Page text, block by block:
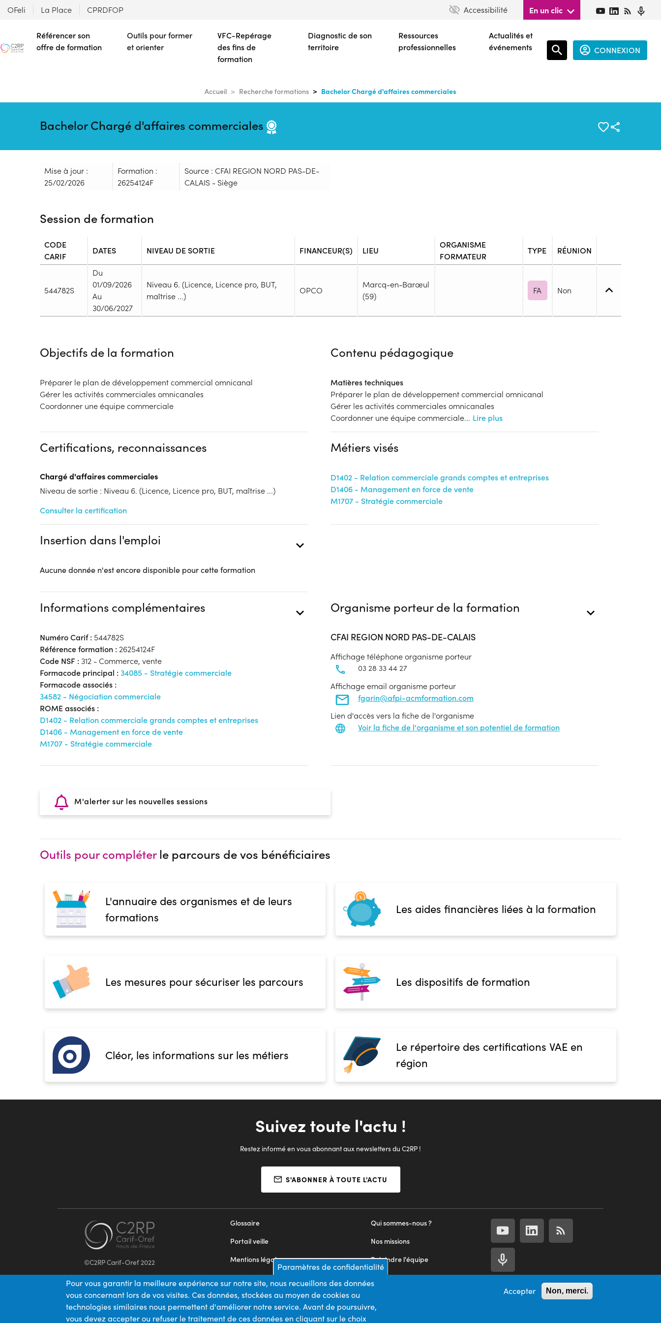
contenu
principal
OFeli La Place CPRDFOP Accessibilité En un clic
Référencer son
offre de formation
Outils pour former
et orienter
VFC-Repérage
des fins de
formation
Diagnostic de son
territoire
Ressources
professionnelles
Actualités et
événements
CONNEXION
Accueil Recherche formations Bachelor Chargé d'affaires commerciales
Bachelor Chargé d'affaires commerciales
Mise à jour :
25/02/2026
Formation :
26254124F
Source : CFAI REGION NORD PAS-DE-
CALAIS - Siège
Session de formation
CODE
CARIF
DATES NIVEAU DE SORTIE FINANCEUR(S) LIEU
ORGANISME
FORMATEUR
TYPE RÉUNION
544782S
Du
01/09/2026
Au
30/06/2027
Niveau 6. (Licence, Licence pro, BUT,
maîtrise ...)
OPCO
Marcq-en-Barœul
(59)
FA Non
Durée en centre :521h
Rythme :
Temps partiel
Type de parcours :Parcours collectif
Dispositif
Financeur
Formation par voie de l'Apprentissage
Modalités d'enseignement :Formation entièrement présentielle
Cycle de l'alternance
Lieu de formation
Z.I. de la Pilaterie
Accueil sur le lieu de formation
Hébergement :Pas d'hébergement
Restauration :Sur place
Transport :A proximité
Prérequis :
En recherche d'emploi, Tout public
Réunions d'informations
Aucune information
Complément d'information
Objectifs de la formation
Préparer le plan de développement commercial omnicanal
Gérer les activités commerciales omnicanales
Coordonner une équipe commerciale
Contenu pédagogique
Matières techniques
Préparer le plan de développement commercial omnicanal
Gérer les activités commerciales omnicanales
Coordonner une équipe commerciale... Lire plus
Certifications, reconnaissances
Chargé d'affaires commerciales
Niveau de sortie : Niveau 6. (Licence, Licence pro, BUT, maîtrise ...)
Consulter la certification
Métiers visés
D1402 - Relation commerciale grands comptes et entreprises
D1406 - Management en force de vente
M1707 - Stratégie commerciale
Insertion dans l'emploi
Aucune donnée n'est encore disponible pour cette formation
Informations complémentaires
Numéro Carif : 544782S
Référence formation : 26254124F
Code NSF : 312 - Commerce, vente
Formacode principal : 34085 - Stratégie commerciale
Formacode associés :
34582 - Négociation commerciale
ROME associés :
D1402 - Relation commerciale grands comptes et entreprises
D1406 - Management en force de vente
M1707 - Stratégie commerciale
Organisme porteur de la formation
CFAI REGION NORD PAS-DE-CALAIS
Affichage téléphone organisme porteur
03 28 33 44 27
Affichage email organisme porteur
fgarin@afpi-acmformation.com
Lien d'accès vers la fiche de l'organisme
Voir la fiche de l'organisme et son potentiel de formation
M'alerter sur les nouvelles sessions
Outils pour compléterle parcours de vos bénéficiaires
L'annuaire des organismes et de leurs
formations
Les aides financières liées à la formation
Les mesures pour sécuriser les parcours Les dispositifs de formation
Cléor, les informations sur les métiers
Le répertoire des certifications VAE en
région
Suivez toute l'actu !
Restez informé en vous abonnant aux newsletters du C2RP !
S'ABONNER À TOUTE L'ACTU
©C2RP Carif-Oref 2022
Qui sommes-nous ?
Nos missions
Rejoindre l'équipe
Nous contacter
Glossaire
Portail veille
Mentions légales
Appels d'offres
Plan du site
Paramètres de confidentialité
Pour vous garantir la meilleure expérience sur notre site, nous recueillons des données
vous concernant lors de vos visites. Ces données, stockées au moyen de cookies ou
technologies similaires nous permettent d'améliorer notre service. Avant de poursuivre,
vous devez accepter ou refuser le traitement de ces données en cliquant sur le choix
Accepter Non, merci.